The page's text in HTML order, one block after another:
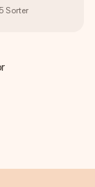
5 Sorter